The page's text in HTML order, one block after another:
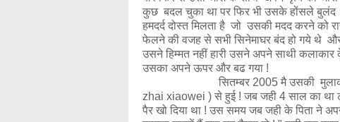
कुछ बदल चुका था पर फिर भी उसके होंसले बुलंद
हमदर्द दोस्त मिलता है जो उसकी मदद करने को
फेलने की वजह से सभी सिनेमाघर बंद हो गये थे
उसने हिम्मत नहीं हारी उसने अपने साथी
उसका अपने ऊपर और बढ गया !
सितम्बर 2005 मै उसकी मुलाकात
zhai xiaowei ) से हुई ! जब जही 4 साल का था
पैर खो दिया था ! उस समय जब जही के पिता ने